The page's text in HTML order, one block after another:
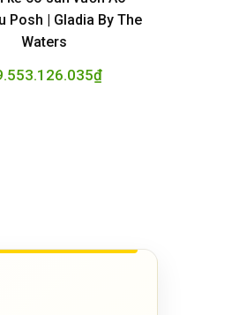
Posh | Gladia By The
Waters
₫